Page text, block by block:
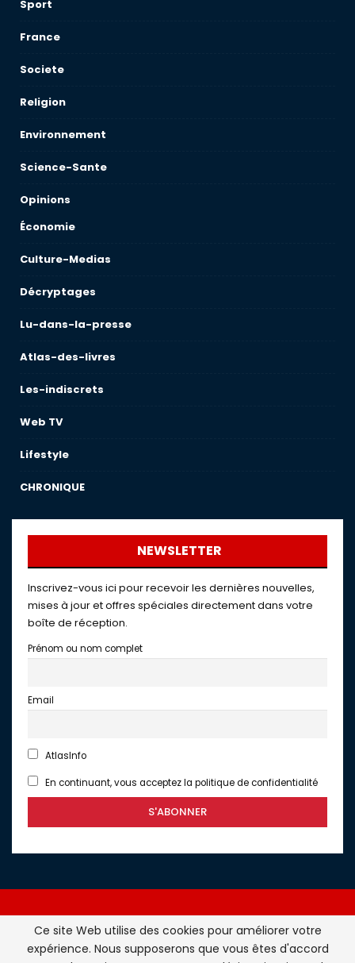
Sport
France
Societe
Religion
Environnement
Science-Sante
Opinions
Économie
Culture-Medias
Décryptages
Lu-dans-la-presse
Atlas-des-livres
Les-indiscrets
Web TV
Lifestyle
CHRONIQUE
NEWSLETTER
Inscrivez-vous ici pour recevoir les dernières nouvelles,
mises à jour et offres spéciales directement dans votre
boîte de réception.
Prénom ou nom complet
Email
AtlasInfo
En continuant, vous acceptez la politique de confidentialité
Atlasinfo.fr : l'essentiel de l'actualité de la France et du
Ce site Web utilise des cookies pour améliorer votre
expérience. Nous supposerons que vous êtes d'accord